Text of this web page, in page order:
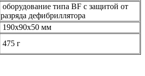
оборудование типа BF с защитой от
разряда дефибриллятора
190х90х50 мм
475 г